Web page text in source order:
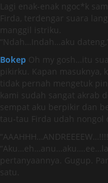
Lagi enak-enak ngoc*k
Firda, terdengar suara
manggil istriku.
“Ndah…Indah…aku
Bokep Oh my gosh…itu
pikirku. Kapan masuknya,
tidak pernah mengetuk
kami sudah sangat akrab
sempat aku berpikir dan
tau-tau Firda udah nongol
pertanyaannya. Gugup.
satu.